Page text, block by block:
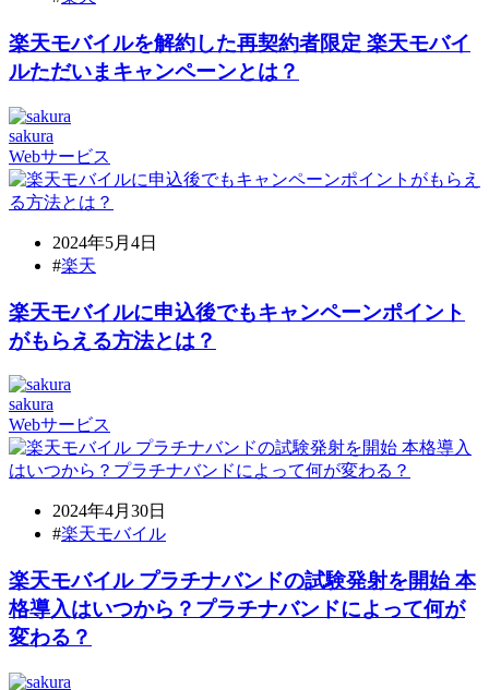
楽天モバイルを解約した再契約者限定 楽天モバイ
ルただいまキャンペーンとは？
sakura
Webサービス
2024年5月4日
#楽天
楽天モバイルに申込後でもキャンペーンポイント
がもらえる方法とは？
sakura
Webサービス
2024年4月30日
#楽天モバイル
楽天モバイル プラチナバンドの試験発射を開始 本
格導入はいつから？プラチナバンドによって何が
変わる？